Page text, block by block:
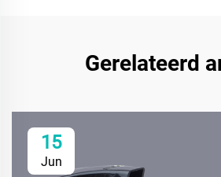
Gerelateerd
15
Jun